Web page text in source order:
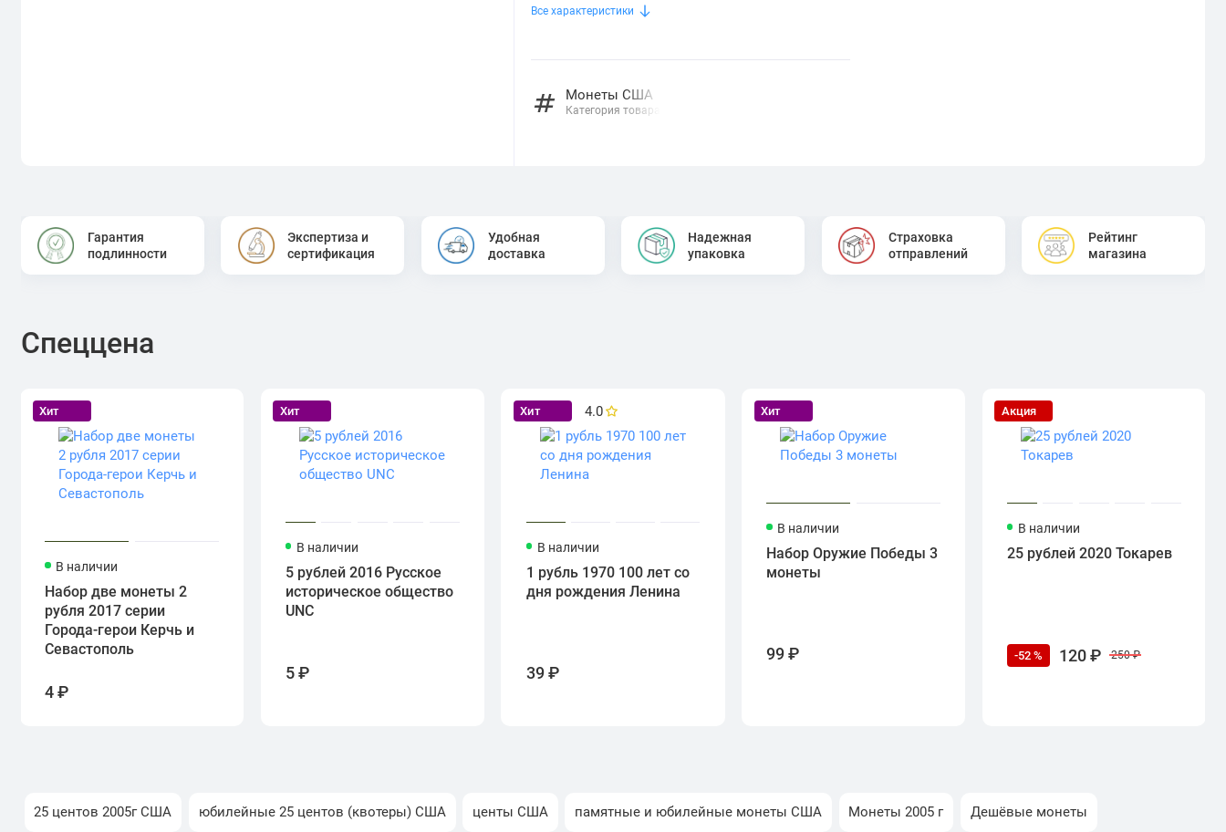
Все характеристики
Монеты США
Категория товара
Гарантия
подлинности
Экспертиза и
сертификация
Удобная
доставка
Надежная
упаковка
Страховка
отправлений
Рейтинг
магазина
Спеццена
Хит
В наличии
Набор две монеты 2
рубля 2017 серии
Города-герои Керчь и
Севастополь
4 ₽
Хит
В наличии
5 рублей 2016 Русское
историческое общество
UNC
5 ₽
Хит 4.0
В наличии
1 рубль 1970 100 лет со
дня рождения Ленина
39 ₽
Хит
В наличии
Набор Оружие Победы 3
монеты
99 ₽
Акция
В наличии
25 рублей 2020 Токарев
-52 % 120 ₽ 250 ₽
25 центов 2005г США юбилейные 25 центов (квотеры) США центы США памятные и юбилейные монеты США Монеты 2005 г Дешёвые монеты